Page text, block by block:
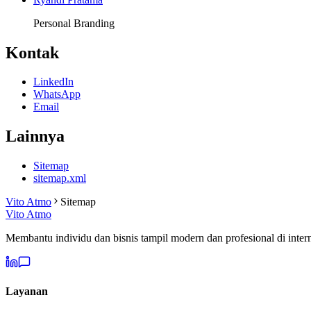
Personal Branding
Kontak
LinkedIn
WhatsApp
Email
Lainnya
Sitemap
sitemap.xml
Vito Atmo
Sitemap
Vito Atmo
Membantu individu dan bisnis tampil modern dan profesional di
Layanan